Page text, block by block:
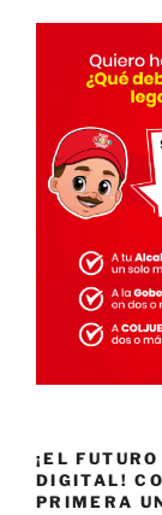
¡EL
DIGITAL!
PRIMERA